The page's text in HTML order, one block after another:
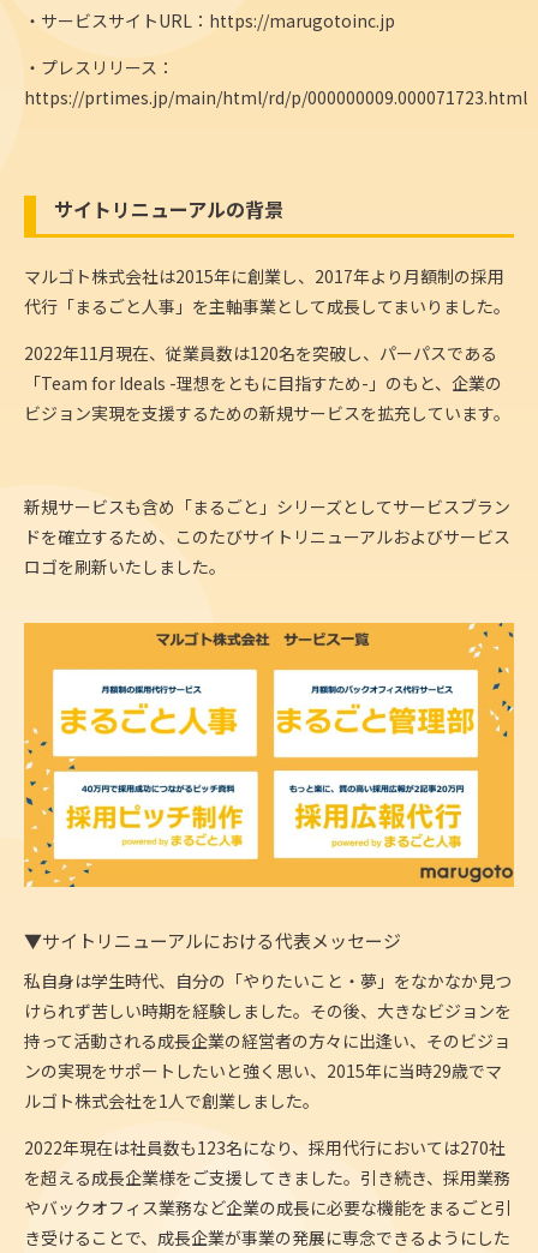
・サービスサイトURL： https://marugotoinc.jp
・プレスリリース：
https://prtimes.jp/main/html/rd/p/000000009.000071723.html
サイトリニューアルの背景
マルゴト株式会社は2015年に創業し、2017年より月額制の採用
代行「まるごと人事」を主軸事業として成長してまいりました。
2022年11月現在、従業員数は120名を突破し、パーパスである
「Team for Ideals -理想をともに目指すため-」のもと、企業の
ビジョン実現を支援するための新規サービスを拡充しています。
新規サービスも含め「まるごと」シリーズとしてサービスブラン
ドを確立するため、このたびサイトリニューアルおよびサービス
ロゴを刷新いたしました。
▼サイトリニューアルにおける代表メッセージ
私自身は学生時代、自分の「やりたいこと・夢」をなかなか見つ
けられず苦しい時期を経験しました。その後、大きなビジョンを
持って活動される成長企業の経営者の方々に出逢い、そのビジョ
ンの実現をサポートしたいと強く思い、2015年に当時29歳でマ
ルゴト株式会社を1人で創業しました。
2022年現在は社員数も123名になり、採用代行においては270社
を超える成長企業様をご支援してきました。引き続き、採用業務
やバックオフィス業務など企業の成長に必要な機能をまるごと引
き受けることで、成長企業が事業の発展に専念できるようにした